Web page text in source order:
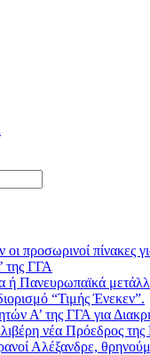
προσωρινοί πίνακες
της ΓΓΑ
Πανευρωπαϊκά
“Τιμής Ένεκεν”.
Α’ της ΓΓΑ για
νέα Πρόεδρος
Αλέξανδρε,